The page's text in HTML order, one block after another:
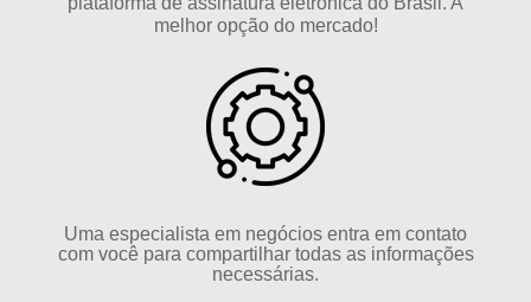
melhor opção do mercado!
Uma especialista em negócios entra em contato
com você para compartilhar todas as informações
necessárias.